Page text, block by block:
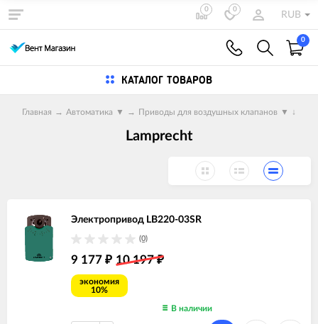
0 0
RUB
0
КАТАЛОГ ТОВАРОВ
Главная → Автоматика ▼ → Приводы для воздушных клапанов ▼ ↓
Lamprecht
Электропривод LB220-03SR
(0)
9 177 ₽ 10 197₽
экономия
10%
В наличии